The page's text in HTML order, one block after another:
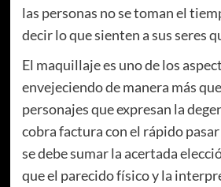
las personas no se toman el
decir lo que sienten a sus seres
El maquillaje es uno de los
envejeciendo de manera más
personajes que expresan la
cobra factura con el rápido
se debe sumar la acertada
que el parecido físico y la